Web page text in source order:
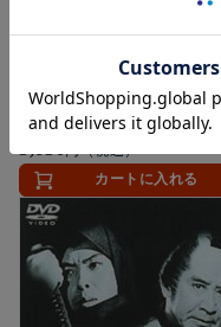
ゆうパケット便 Blu-ray
必殺！5 黄金の血 [Blu-ray]
カートに入れる